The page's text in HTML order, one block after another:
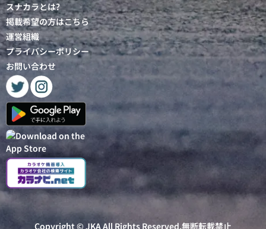
スナカラとは?
掲載希望の方はこちら
運営組織
プライバシーポリシー
お問い合わせ
Copyright © JKAAll Rights Reserved.無断転載禁止